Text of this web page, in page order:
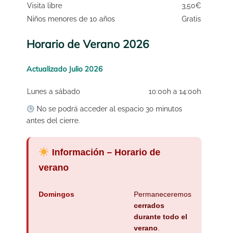
Visita libre
3,50€
Niños menores de 10 años
Gratis
Horario de Verano 2026
Actualizado Julio 2026
Lunes a sábado 10:00h a 14:00h
No se podrá acceder al espacio 30 minutos
antes del cierre.
Información – Horario de
verano
Domingos
Permaneceremos
cerrados
durante todo el
verano.